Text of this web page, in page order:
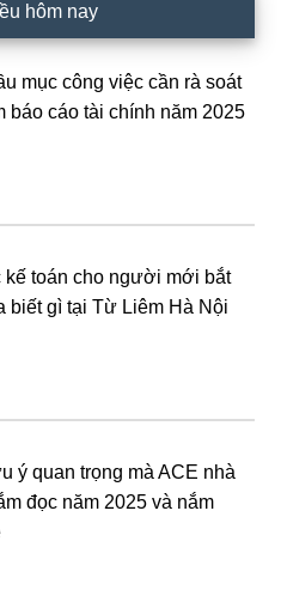
hôm nay
mục công việc cần rà soát
báo cáo tài chính năm 2025
kế toán cho người mới bắt
biết gì tại Từ Liêm Hà Nội
ý quan trọng mà ACE nhà
đọc năm 2025 và nắm